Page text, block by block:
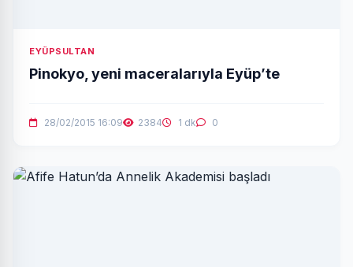
EYÜPSULTAN
Pinokyo, yeni maceralarıyla Eyüp’te
28/02/2015 16:09 2384 1 dk 0